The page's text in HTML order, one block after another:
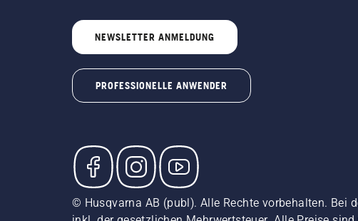
NEWSLETTER ANMELDUNG
PROFESSIONELLE ANWENDER
© Husqvarna AB (publ). Alle Rechte vorbehalten. Bei